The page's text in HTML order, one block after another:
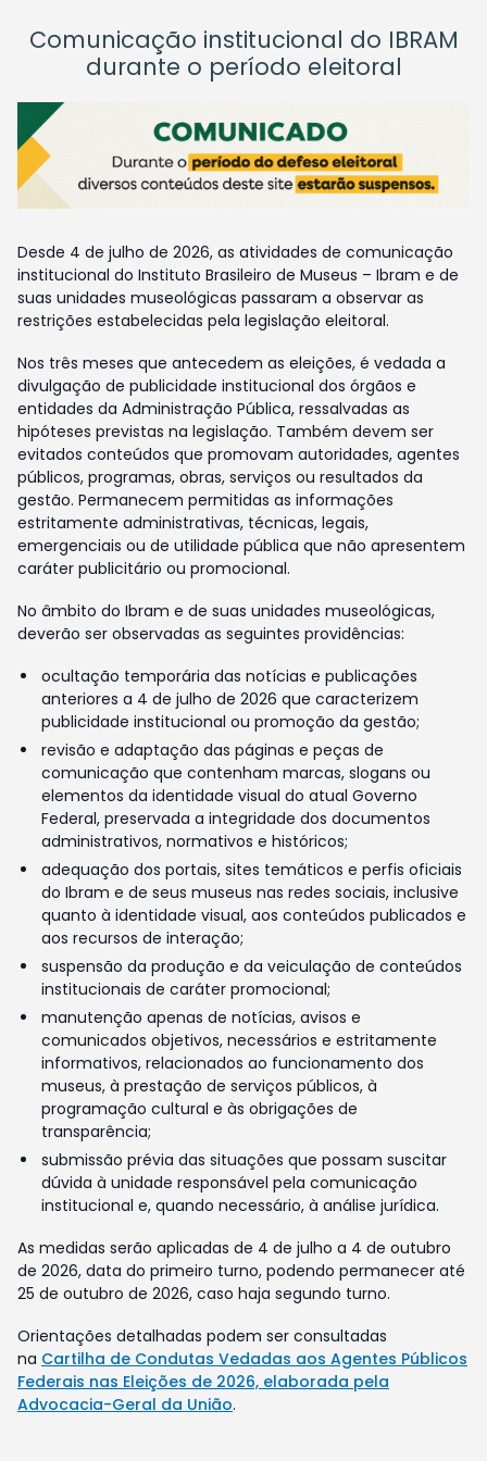
Comunicação institucional do IBRAM
durante o período eleitoral
Desde 4 de julho de 2026, as atividades de comunicação
institucional do Instituto Brasileiro de Museus – Ibram e de
suas unidades museológicas passaram a observar as
restrições estabelecidas pela legislação eleitoral.
Nos três meses que antecedem as eleições, é vedada a
divulgação de publicidade institucional dos órgãos e
entidades da Administração Pública, ressalvadas as
hipóteses previstas na legislação. Também devem ser
evitados conteúdos que promovam autoridades, agentes
públicos, programas, obras, serviços ou resultados da
gestão. Permanecem permitidas as informações
estritamente administrativas, técnicas, legais,
emergenciais ou de utilidade pública que não apresentem
caráter publicitário ou promocional.
No âmbito do Ibram e de suas unidades museológicas,
deverão ser observadas as seguintes providências:
ocultação temporária das notícias e publicações
anteriores a 4 de julho de 2026 que caracterizem
publicidade institucional ou promoção da gestão;
revisão e adaptação das páginas e peças de
comunicação que contenham marcas, slogans ou
elementos da identidade visual do atual Governo
Federal, preservada a integridade dos documentos
administrativos, normativos e históricos;
adequação dos portais, sites temáticos e perfis oficiais
do Ibram e de seus museus nas redes sociais, inclusive
quanto à identidade visual, aos conteúdos publicados e
aos recursos de interação;
suspensão da produção e da veiculação de conteúdos
institucionais de caráter promocional;
manutenção apenas de notícias, avisos e
comunicados objetivos, necessários e estritamente
informativos, relacionados ao funcionamento dos
museus, à prestação de serviços públicos, à
programação cultural e às obrigações de
transparência;
submissão prévia das situações que possam suscitar
dúvida à unidade responsável pela comunicação
institucional e, quando necessário, à análise jurídica.
As medidas serão aplicadas de 4 de julho a 4 de outubro
de 2026, data do primeiro turno, podendo permanecer até
25 de outubro de 2026, caso haja segundo turno.
Orientações detalhadas podem ser consultadas
na Cartilha de Condutas Vedadas aos Agentes Públicos
Federais nas Eleições de 2026, elaborada pela
Advocacia-Geral da União.